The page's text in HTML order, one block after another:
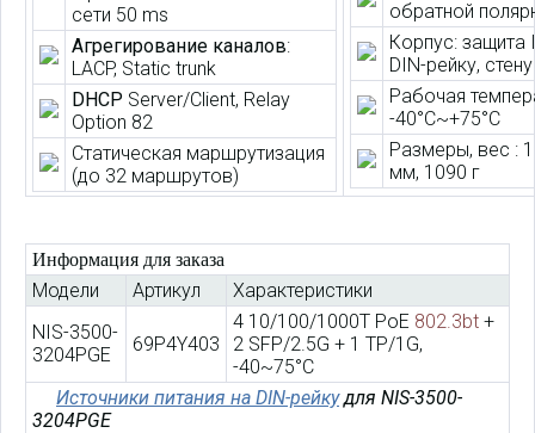
сети 50 ms
Агрегирование каналов:
LACP, Static trunk
DHCP Server/Client, Relay
Option 82
Статическая маршрутизация
(до 32 маршрутов)
обратной
Корпус: защита
DIN-рейку, стену
Рабочая
-40°C~+75°C
Размеры, вес :
мм, 1090 г
Информация для заказа
Модели Артикул
Характеристики
NIS-3500-
3204PGE
69P4Y403
4 10/100/1000T PoE 802.3bt +
2 SFP/2.5G + 1 TP/1G,
-40~75°C
Источники питания на DIN-рейку для NIS-3500-
3204PGE